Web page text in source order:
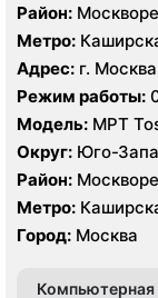
Район:
Нагатинский
Чертаново,
, Зюзино,
Метро:
Варшавская,
Нагорная,
Адрес: г.
Режим работы:
Модель: МРТ
Aquilion 32
Sonoace X8
Округ: Юго-
Район:
Нагатинский
Чертаново,
, Зюзино,
Метро:
Варшавская,
Нагорная,
Город: Москва
Компьютерная